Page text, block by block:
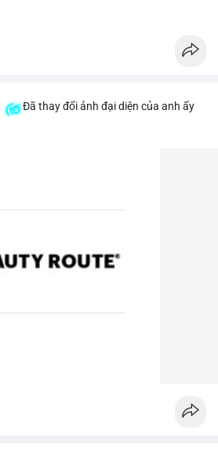
Đã thay đổi ảnh đại diện của anh ấy